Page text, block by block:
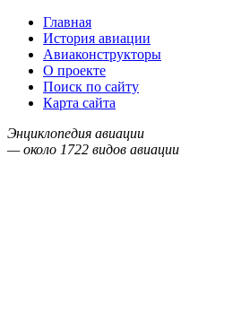
Главная
История авиации
Авиаконструкторы
О проекте
Поиск по сайту
Карта сайта
Энциклопедия авиации
— около 1722 видов авиации